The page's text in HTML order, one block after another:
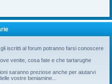
iscritti al forum potranno farsi conoscere
venite, cosa fate e che tartarughe
saranno preziose anche per aiutarvi
vostre beniamine...